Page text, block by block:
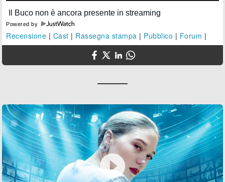
Powered by
Recensione | Cast | Rassegna stampa | Pubblico | Forum |
